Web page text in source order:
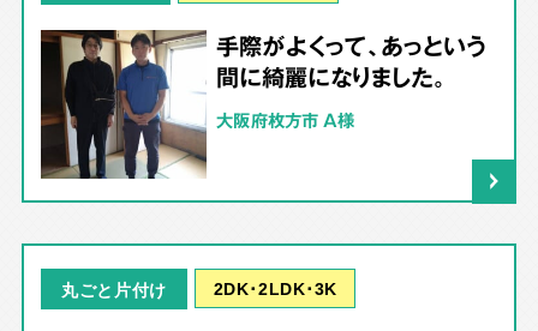
手際がよくって、あっという
間に綺麗になりました。
大阪府枚方市 A様
丸ごと片付け 2DK･2LDK･3K